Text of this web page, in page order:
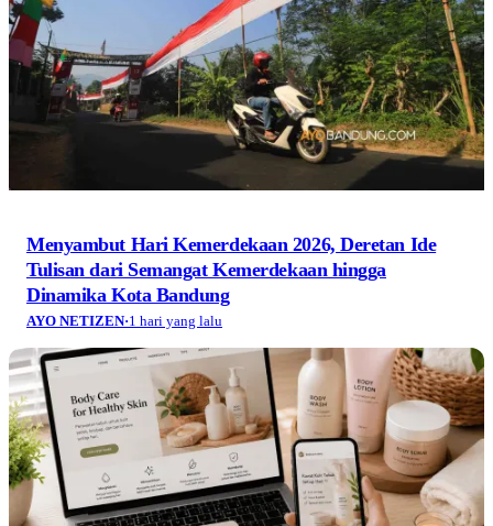
Menyambut Hari Kemerdekaan 2026, Deretan Ide
Tulisan dari Semangat Kemerdekaan hingga
Dinamika Kota Bandung
AYO NETIZEN·1 hari yang lalu